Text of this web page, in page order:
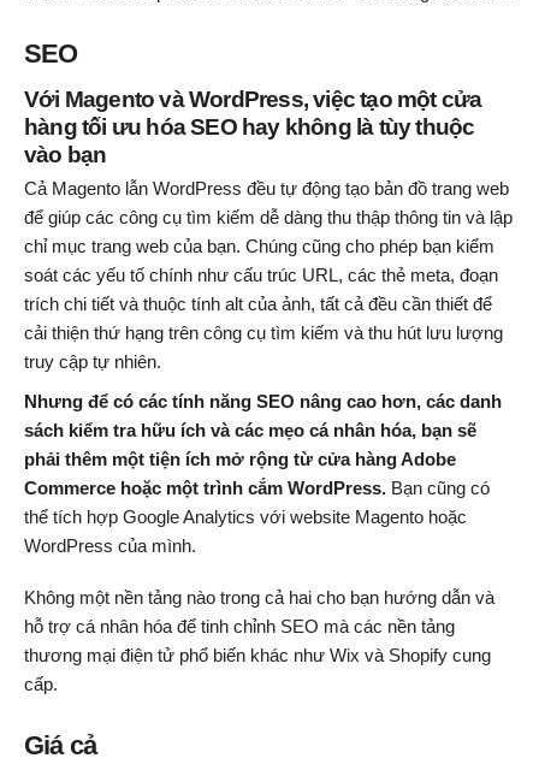
SEO
Với Magento và WordPress, việc tạo một cửa
hàng tối ưu hóa SEO hay không là tùy thuộc
vào bạn
Cả Magento lẫn WordPress đều tự động tạo bản đồ trang web
để giúp các công cụ tìm kiếm dễ dàng thu thập thông tin và lập
chỉ mục trang web của bạn. Chúng cũng cho phép bạn kiểm
soát các yếu tố chính như cấu trúc URL, các thẻ meta, đoạn
trích chi tiết và thuộc tính alt của ảnh, tất cả đều cần thiết để
cải thiện thứ hạng trên công cụ tìm kiếm và thu hút lưu lượng
truy cập tự nhiên.
Nhưng để có các tính năng SEO nâng cao hơn, các danh
sách kiểm tra hữu ích và các mẹo cá nhân hóa, bạn sẽ
phải thêm một tiện ích mở rộng từ cửa hàng Adobe
Commerce hoặc một trình cắm WordPress. Bạn cũng có
thể tích hợp Google Analytics với website Magento hoặc
WordPress của mình.
Không một nền tảng nào trong cả hai cho bạn hướng dẫn và
hỗ trợ cá nhân hóa để tinh chỉnh SEO mà các nền tảng
thương mại điện tử phổ biến khác như Wix và Shopify cung
cấp.
Giá cả